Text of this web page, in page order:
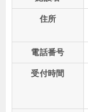
住所
電話番号
受付時間